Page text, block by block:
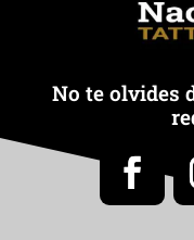
No te olvides